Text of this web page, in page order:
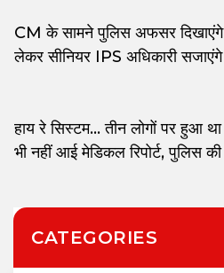
CM के सामने पुलिस अफसर
लेकर सीनियर IPS अधिकारी सजाएंगे
हाय रे सिस्टम... तीन लोगों पर हुआ
भी नहीं आई मेडिकल रिपोर्ट, पुलिस
CATEGORIES